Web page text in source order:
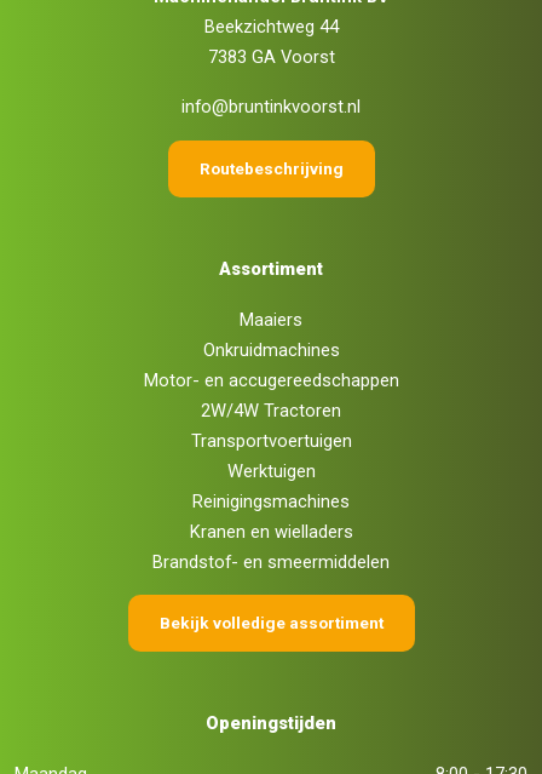
Beekzichtweg 44
7383 GA Voorst
info@bruntinkvoorst.nl
Routebeschrijving
Assortiment
Maaiers
Onkruidmachines
Motor- en accugereedschappen
2W/4W Tractoren
Transportvoertuigen
Werktuigen
Reinigingsmachines
Kranen en wielladers
Brandstof- en smeermiddelen
Bekijk volledige assortiment
Openingstijden